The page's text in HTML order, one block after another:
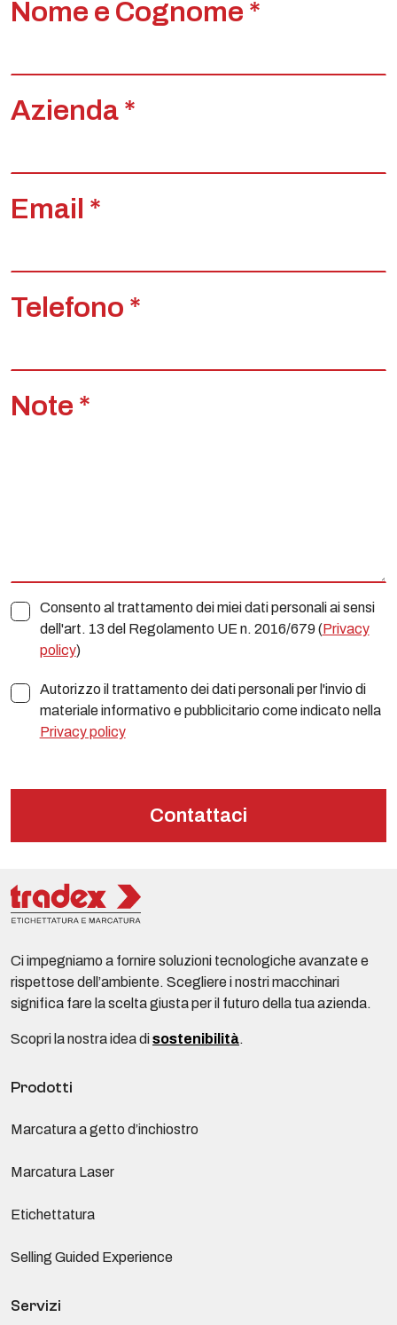
Nome e Cognome *
Azienda *
Email *
Telefono *
Note *
Consento al trattamento dei miei dati personali ai sensi
dell'art. 13 del Regolamento UE n. 2016/679 (Privacy
policy)
Autorizzo il trattamento dei dati personali per l'invio di
materiale informativo e pubblicitario come indicato nella
Privacy policy
Contattaci
Ci impegniamo a fornire soluzioni tecnologiche avanzate e
rispettose dell’ambiente. Scegliere i nostri macchinari
significa fare la scelta giusta per il futuro della tua azienda.
Scopri la nostra idea disostenibilità.
Prodotti
Marcatura a getto d’inchiostro
Marcatura Laser
Etichettatura
Selling Guided Experience
Servizi